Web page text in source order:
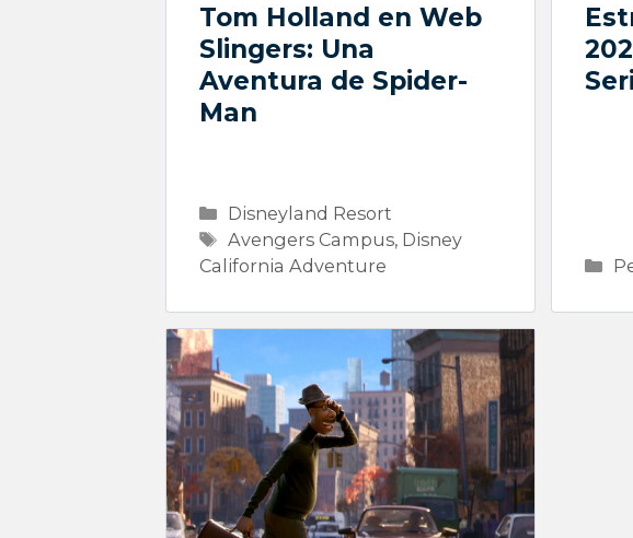
Tom Holland en Web
Slingers: Una
Aventura de Spider-
Man
Categorías
Disneyland Resort
Etiquetas
Avengers Campus, Disney
California Adventure